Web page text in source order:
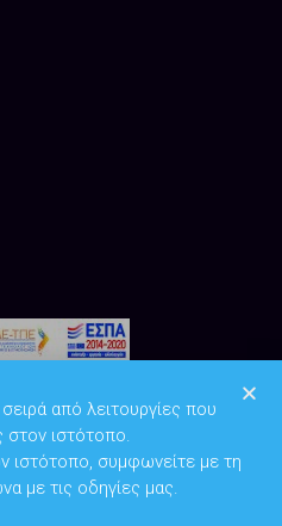
από λειτουργίες που
στον ιστότοπο.
ιστότοπο, συμφωνείτε με τη
με τις οδηγίες μας.